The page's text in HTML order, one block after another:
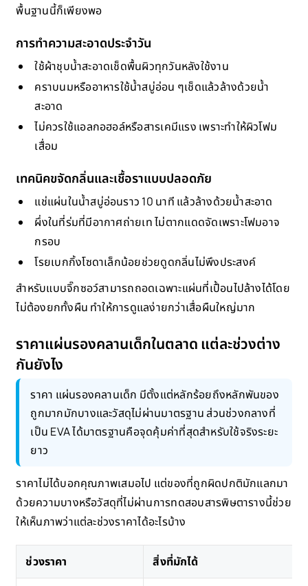
พื้นฐานนี้ก็เพียงพอ
การทำความสะอาดประจำวัน
ใช้ผ้าชุบน้ำสะอาดเช็ดพื้นผิวทุกวันหลังใช้งาน
คราบนมหรืออาหารใช้น้ำสบู่อ่อน ๆเช็ดแล้วล้างด้วยน้ำ
สะอาด
ไม่ควรใช้แอลกอฮอล์หรือสารเคมีแรง เพราะทำให้ผิวโฟม
เสื่อม
เทคนิคขจัดกลิ่นและเชื้อราแบบปลอดภัย
แช่แผ่นในน้ำสบู่อ่อนราว 10 นาที แล้วล้างด้วยน้ำสะอาด
ผึ่งในที่ร่มที่มีอากาศถ่ายเท ไม่ตากแดดจัดเพราะโฟมอาจ
กรอบ
โรยเบกกิ้งโซดาเล็กน้อยช่วยดูดกลิ่นไม่พึงประสงค์
สำหรับแบบจิ๊กซอว์สามารถถอดเฉพาะแผ่นที่เปื้อนไปล้างได้โดย
ไม่ต้องยกทั้งผืน ทำให้การดูแลง่ายกว่าเสื่อผืนใหญ่มาก
ราคาแผ่นรองคลานเด็กในตลาด แต่ละช่วงต่าง
กันยังไง
ราคา แผ่นรองคลานเด็ก มีตั้งแต่หลักร้อยถึงหลักพันของ
ถูกมากมักบางและวัสดุไม่ผ่านมาตรฐาน ส่วนช่วงกลางที่
เป็น EVA ได้มาตรฐานคือจุดคุ้มค่าที่สุดสำหรับใช้จริงระยะ
ยาว
ราคาไม่ได้บอกคุณภาพเสมอไป แต่ของที่ถูกผิดปกติมักแลกมา
ด้วยความบางหรือวัสดุที่ไม่ผ่านการทดสอบสารพิษตารางนี้ช่วย
ให้เห็นภาพว่าแต่ละช่วงราคาได้อะไรบ้าง
ช่วงราคา สิ่งที่มักได้